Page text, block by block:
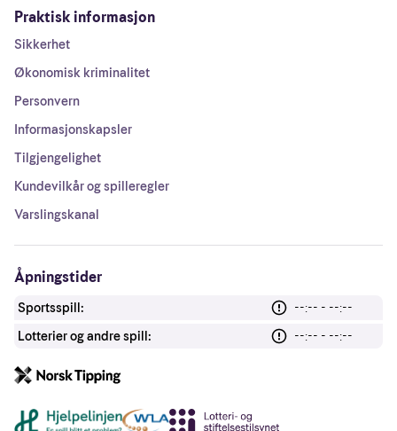
Praktisk informasjon
Sikkerhet
Økonomisk kriminalitet
Personvern
Informasjonskapsler
Tilgjengelighet
Kundevilkår og spilleregler
Varslingskanal
Åpningstider
Sportsspill:
--:-- - --:--
Lotterier og andre spill:
--:-- - --:--
Andre lenker